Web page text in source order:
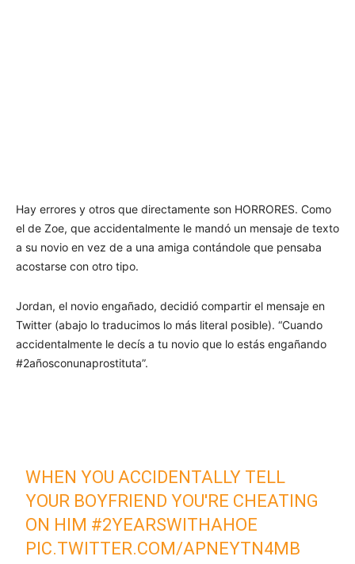
Hay errores y otros que directamente son HORRORES. Como
el de Zoe, que accidentalmente le mandó un mensaje de texto
a su novio en vez de a una amiga contándole que pensaba
acostarse con otro tipo.
Jordan, el novio engañado, decidió compartir el mensaje en
Twitter (abajo lo traducimos lo más literal posible). “Cuando
accidentalmente le decís a tu novio que lo estás engañando
#2añosconunaprostituta”.
WHEN YOU ACCIDENTALLY TELL
YOUR BOYFRIEND YOU'RE CHEATING
ON HIM #2YEARSWITHAHOE
PIC.TWITTER.COM/APNEYTN4MB